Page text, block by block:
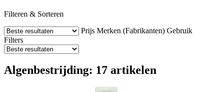
Filteren & Sorteren
Prijs Merken (Fabrikanten) Gebruik
Filters
Algenbestrijding: 17 artikelen